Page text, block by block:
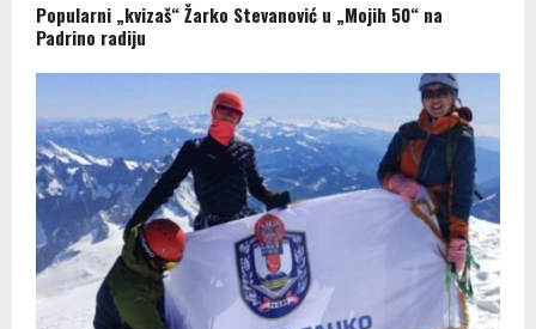
Popularni „kvizaš“ Žarko Stevanović u „Mojih 50“ na
Padrino radiju